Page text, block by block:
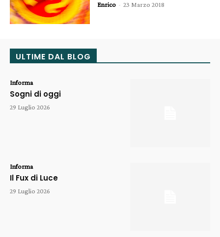
Enrico - 23 Marzo 2018
ULTIME DAL BLOG
Informa
Sogni di oggi
29 Luglio 2026
Informa
Il Fux di Luce
29 Luglio 2026